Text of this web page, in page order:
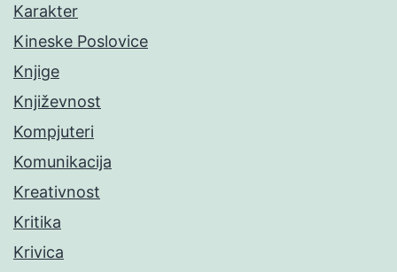
Karakter
Kineske Poslovice
Knjige
Književnost
Kompjuteri
Komunikacija
Kreativnost
Kritika
Krivica